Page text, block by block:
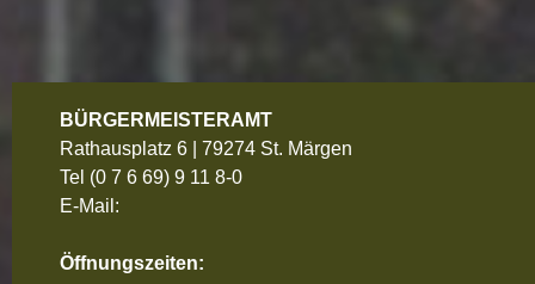
BÜRGERMEISTERAMT
Rathausplatz 6 | 79274 St. Märgen
Tel (0 7 6 69) 9 11 8-0
E-Mail:
Öffnungszeiten: